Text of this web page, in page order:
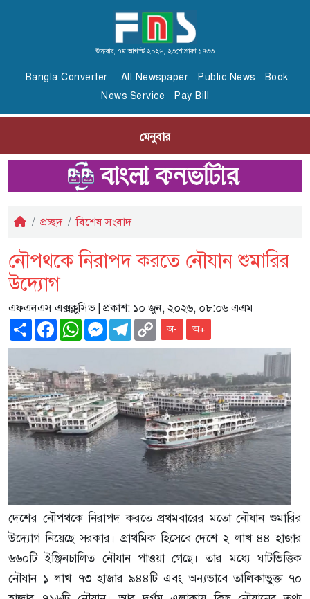
শুক্রবার, ৭ম আগস্ট ২০২৬, ২৩শে শ্রাবণ ১৪৩৩
Bangla Converter All Newspaper Public News
Book
News Service
Pay Bill
মেনুবার
প্রচ্ছদ বিশেষ সংবাদ
নৌপথকে নিরাপদ করতে নৌযান শুমারির
উদ্যোগ
এফএনএস এক্সক্লুসিভ | প্রকাশ: ১০ জুন, ২০২৬, ০৮:০৬ এএম
ShareFacebookWhatsAppMessenger
Telegram
Copy
Link
অ- অ+
দেশের নৌপথকে নিরাপদ করতে প্রথমবারের মতো নৌযান শুমারির
উদ্যোগ নিয়েছে সরকার। প্রাথমিক হিসেবে দেশে ২ লাখ ৪৪ হাজার
৬৬০টি ইঞ্জিনচালিত নৌযান পাওয়া গেছে। তার মধ্যে ঘাটভিত্তিক
নৌযান ১ লাখ ৭৩ হাজার ৯৪৪টি এবং অন্যভাবে তালিকাভুক্ত ৭০